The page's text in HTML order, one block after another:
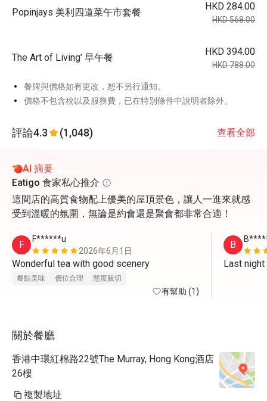
Popinjays 美利四道菜午市套餐
HKD 284.00
HKD 568.00
The Art of Living’ 早午餐
HKD 394.00
HKD 788.00
餐牌與價格如有更改，恕不另行通知。
價格不包含稅以及服務費，已在特別條件中說明者除外。
評論4.3 (1,048) 查看全部
AI 摘要
Eatigo 食家私心推介
這間店的高質食物配上優美的屋頂景色，讓人一進來就感
受到溫暖的氛圍，無論是約會還是聚會都非常合適！
F
F******u
2026年6月1日
餐點美味 價位合理 態度親切
有幫助 (1)
B
Last
關於餐廳
香港中環紅棉路22號The Murray, Hong Kong酒店
26樓
複製地址